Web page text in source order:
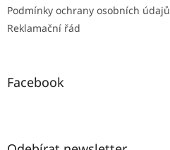
Podmínky ochrany osobních údajů
Reklamační řád
Facebook